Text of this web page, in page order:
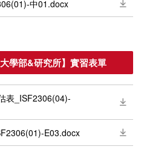
中01.docx
學部&研究所】實習表單
表_ISF2306(04)-
E03.docx